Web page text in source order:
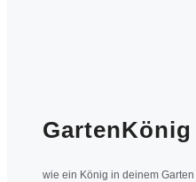
GartenKönig
wie ein König in deinem Garten